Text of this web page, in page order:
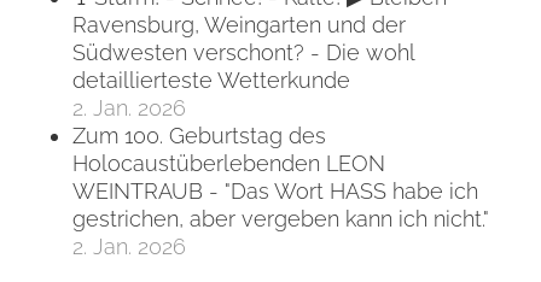
Ravensburg, Weingarten und der
Südwesten verschont? - Die wohl
detaillierteste Wetterkunde
2. Jan. 2026
Zum 100. Geburtstag des
Holocaustüberlebenden LEON
WEINTRAUB - "Das Wort HASS habe ich
gestrichen, aber vergeben kann ich nicht."
2. Jan. 2026